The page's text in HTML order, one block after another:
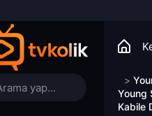
>
Young
Kabile